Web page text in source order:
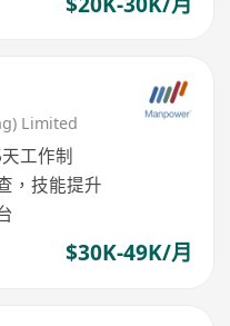
Limited
工作制
，技能提升
$30K-49K/月